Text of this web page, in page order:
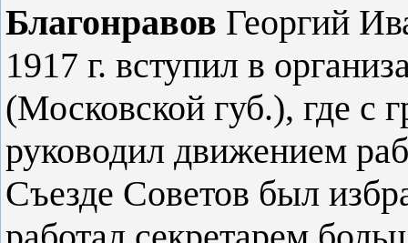
Благонравов Георгий
1917 г. вступил в
(Московской губ.), где с
руководил движением
Съезде Советов был